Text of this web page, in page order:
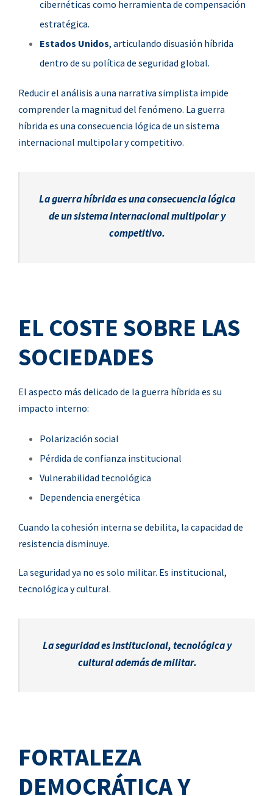
cibernéticas como herramienta de compensación
estratégica.
Estados Unidos, articulando disuasión híbrida
dentro de su política de seguridad global.
Reducir el análisis a una narrativa simplista impide
comprender la magnitud del fenómeno. La guerra
híbrida es una consecuencia lógica de un sistema
internacional multipolar y competitivo.
La guerra híbrida es una consecuencia lógica
de un sistema internacional multipolar y
competitivo.
EL COSTE SOBRE LAS
SOCIEDADES
El aspecto más delicado de la guerra híbrida es su
impacto interno:
Polarización social
Pérdida de confianza institucional
Vulnerabilidad tecnológica
Dependencia energética
Cuando la cohesión interna se debilita, la capacidad de
resistencia disminuye.
La seguridad ya no es solo militar. Es institucional,
tecnológica y cultural.
La seguridad es institucional, tecnológica y
cultural además de militar.
FORTALEZA
DEMOCRÁTICA Y